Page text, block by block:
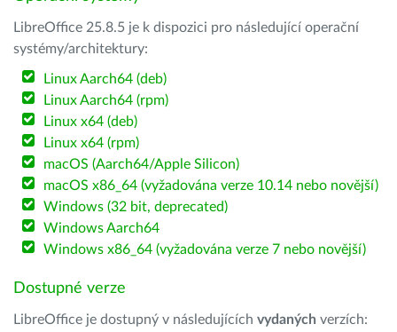
LibreOffice 25.8.5 je k dispozici pro následující operační
systémy/architektury:
Linux Aarch64 (deb)
Linux Aarch64 (rpm)
Linux x64 (deb)
Linux x64 (rpm)
macOS (Aarch64/Apple Silicon)
macOS x86_64 (vyžadována verze 10.14 nebo novější)
Windows (32 bit, deprecated)
Windows Aarch64
Windows x86_64 (vyžadována verze 7 nebo novější)
Dostupné verze
LibreOffice je dostupný v následujících vydaných verzích: